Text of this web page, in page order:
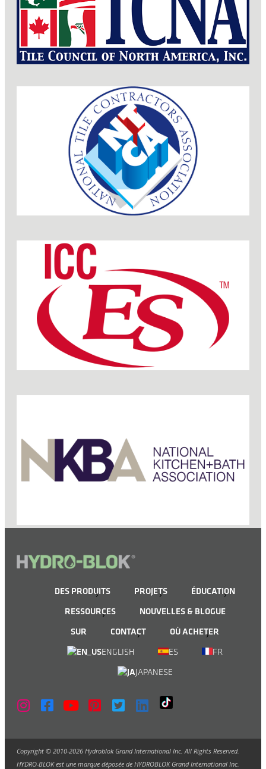
DES PRODUITS PROJETS
ÉDUCATION
RESSOURCES
NOUVELLES & BLOGUE
SUR
CONTACT
OÙ ACHETER
ENGLISH
ES
FR
JAPANESE
Copyright © 2010-2026 Hydroblok Grand International Inc. All Rights Reserved.
HYDRO-BLOK est une marque déposée de HYDROBLOK Grand International Inc.